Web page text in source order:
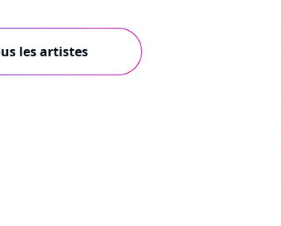
les artistes